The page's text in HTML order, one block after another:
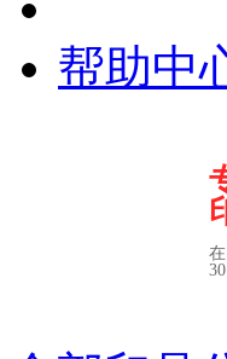
帮助中